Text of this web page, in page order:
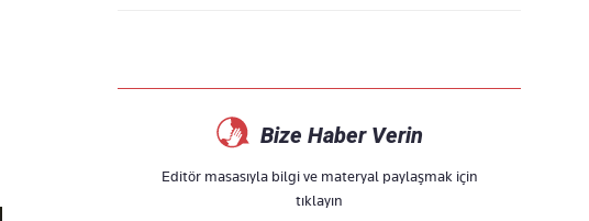
Bize Haber Verin
Editör masasıyla bilgi ve materyal paylaşmak için
tıklayın